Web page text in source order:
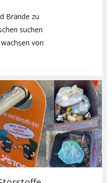
Brände zu
suchen
von